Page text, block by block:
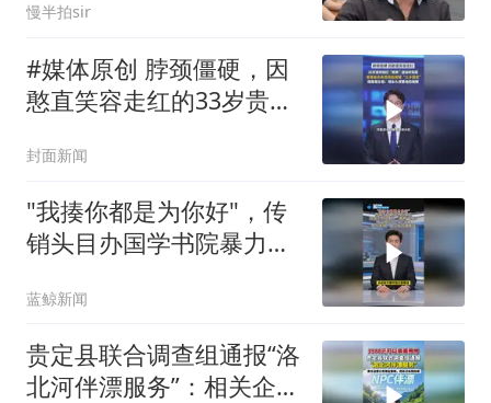
慢半拍sir
#媒体原创 脖颈僵硬，因
憨直笑容走红的33岁贵州
老母亲天天到河边哭喊“儿
子回家”，搭档发讣告：将
永久停更他的视频
封面新闻
"我揍你都是为你好"，传
销头目办国学书院暴力管
合调查组
蓝鲸新闻
贵定县联合调查组通报“洛
北河伴漂服务”：相关企业